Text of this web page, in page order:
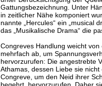
Gattungsbezeichnung. Unter
in zeitlicher Nähe komponiert
nannte „Hercules“ ein „musical
das „Musikalische Drama“ die
Congreves Handlung weicht
mehrfach ab, um
hervorzurufen: Die angestrebte
Athamas, dessen Liebe sie
Congreve, um den Neid ihrer